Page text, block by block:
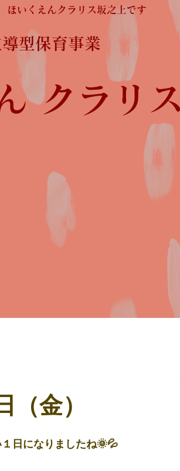
いくえんクラリス坂之上です
型保育事業
クラリ
（金）
日になりましたね🌞💦